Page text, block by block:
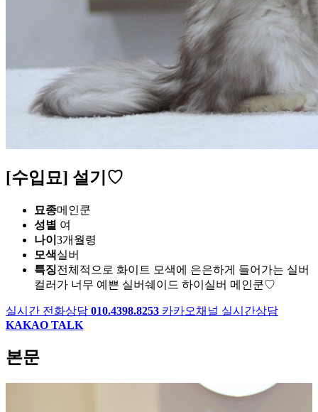
[수입묘] 설기♡
묘종메인쿤
성별 여
나이 3개월령
모색실버
특징전체적으로 화이트 모색에 은은하게 들어가는 실버
컬러가 너무 예쁜 실버쉐이드 하이실버 메인쿤♡
실시간 전화상담 010.4398.8253 카카오채널 실시간상담
KAKAO TALK
본문